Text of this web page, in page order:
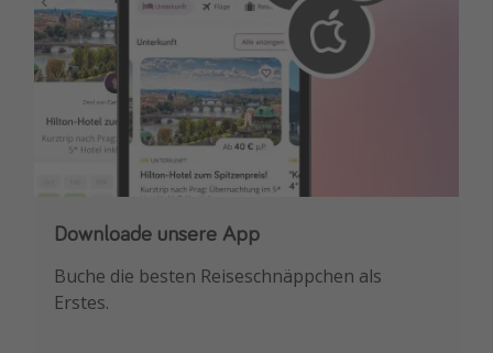
Downloade unsere App
Buche die besten Reiseschnäppchen als
Erstes.